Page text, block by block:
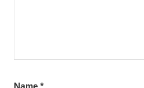
Name *